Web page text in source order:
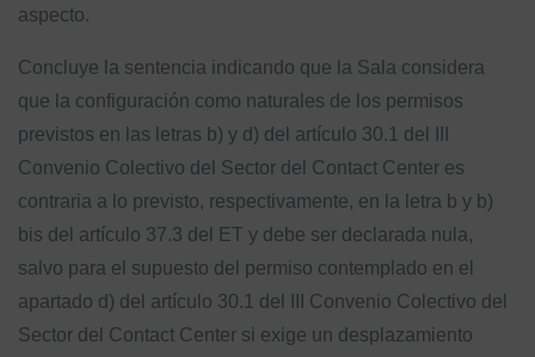
aspecto.
Concluye la sentencia indicando que la Sala considera
que la configuración como naturales de los permisos
previstos en las letras b) y d) del artículo 30.1 del III
Convenio Colectivo del Sector del Contact Center es
contraria a lo previsto, respectivamente, en la letra b y b)
bis del artículo 37.3 del ET y debe ser declarada nula,
salvo para el supuesto del permiso contemplado en el
apartado d) del artículo 30.1 del III Convenio Colectivo del
Sector del Contact Center si exige un desplazamiento